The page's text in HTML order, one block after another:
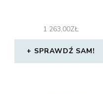
1 263,00ZŁ
SPRAWDŹ SAM!